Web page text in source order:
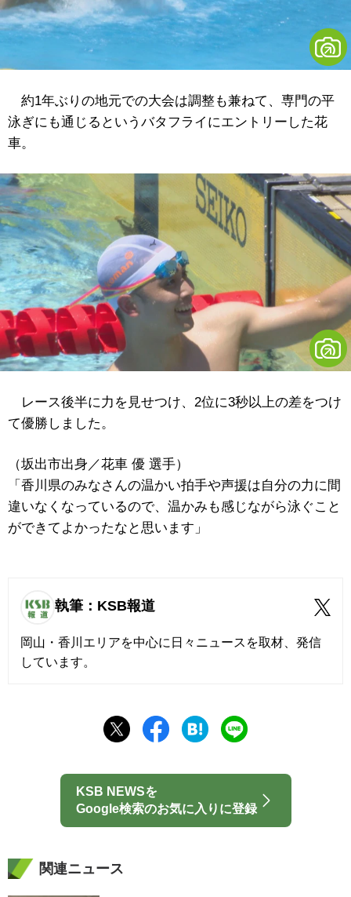
約1年ぶりの地元での大会は調整も兼ねて、専門の平
泳ぎにも通じるというバタフライにエントリーした花
車。
レース後半に力を見せつけ、2位に3秒以上の差をつけ
て優勝しました。
（坂出市出身／花車 優 選手）
「香川県のみなさんの温かい拍手や声援は自分の力に間
違いなくなっているので、温かみも感じながら泳ぐこと
ができてよかったなと思います」
執筆：KSB報道
岡山・香川エリアを中心に日々ニュースを取材、発信
しています。
KSB NEWSを
Google検索のお気に入りに登録
関連ニュース